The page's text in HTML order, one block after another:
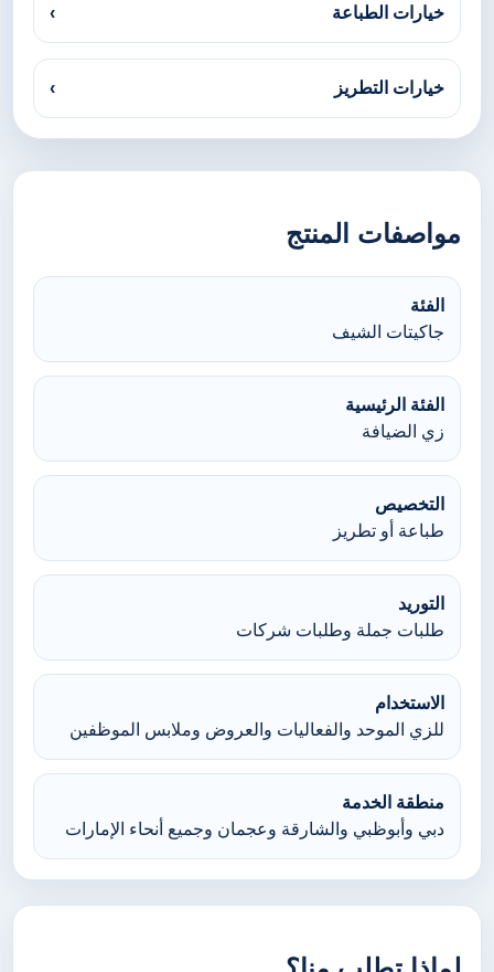
خيارات الطباعة ›
خيارات التطريز ›
مواصفات المنتج
الفئة
جاكيتات الشيف
الفئة الرئيسية
زي الضيافة
التخصيص
طباعة أو تطريز
التوريد
طلبات جملة وطلبات شركات
الاستخدام
للزي الموحد والفعاليات والعروض وملابس الموظفين
منطقة الخدمة
دبي وأبوظبي والشارقة وعجمان وجميع أنحاء الإمارات